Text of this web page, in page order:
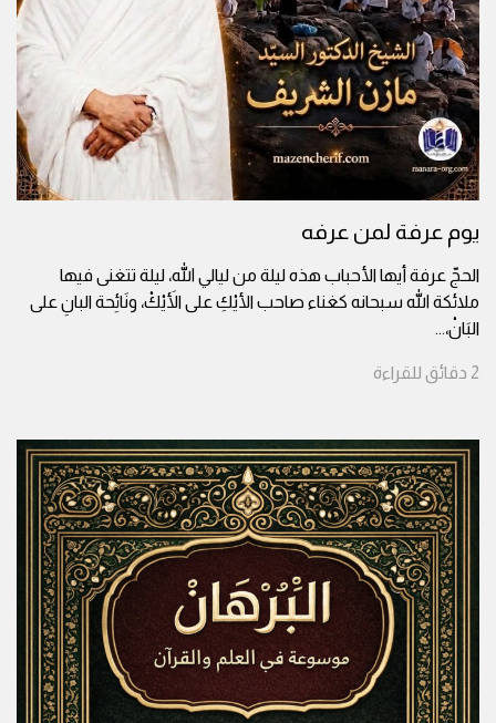
يوم عرفة لمن عرفه
الحجّ عرفة أيها الأحباب هذه ليلة من ليالي الله، ليلة تتغنى فيها
ملائكة الله سبحانه كغناء صاحب الأيْكِ على الأَيْكْ، ونَائِحة البانِ على
البَانْ،...
2 دقائق للقراءة